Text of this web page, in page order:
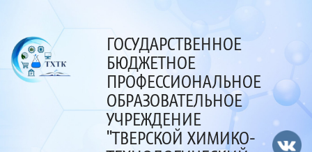
ГОСУДАРСТВЕННОЕ
БЮДЖЕТНОЕ
ПРОФЕССИОНАЛЬНОЕ
ОБРАЗОВАТЕЛЬНОЕ
УЧРЕЖДЕНИЕ
"ТВЕРСКОЙ ХИМИКО-